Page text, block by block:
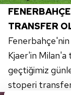
TRANSFER
Fenerbahçe'nin
Kjaer'in Milan'a
geçtiğimiz
stoperi